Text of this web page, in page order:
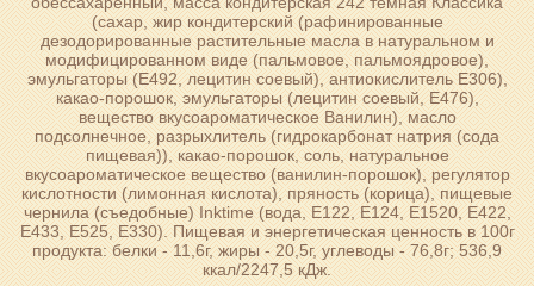
(сахар, жир кондитерский (рафинированные
дезодорированные растительные масла в натуральном и
модифицированном виде (пальмовое, пальмоядровое),
эмульгаторы (Е492, лецитин соевый), антиокислитель Е306),
какао-порошок, эмульгаторы (лецитин соевый, Е476),
вещество вкусоароматическое Ванилин), масло
подсолнечное, разрыхлитель (гидрокарбонат натрия (сода
пищевая)), какао-порошок, соль, натуральное
вкусоароматическое вещество (ванилин-порошок), регулятор
кислотности (лимонная кислота), пряность (корица), пищевые
чернила (съедобные) Inktime (вода, Е122, Е124, Е1520, Е422,
Е433, Е525, Е330). Пищевая и энергетическая ценность в 100г
продукта: белки - 11,6г, жиры - 20,5г, углеводы - 76,8г; 536,9
ккал/2247,5 кДж.